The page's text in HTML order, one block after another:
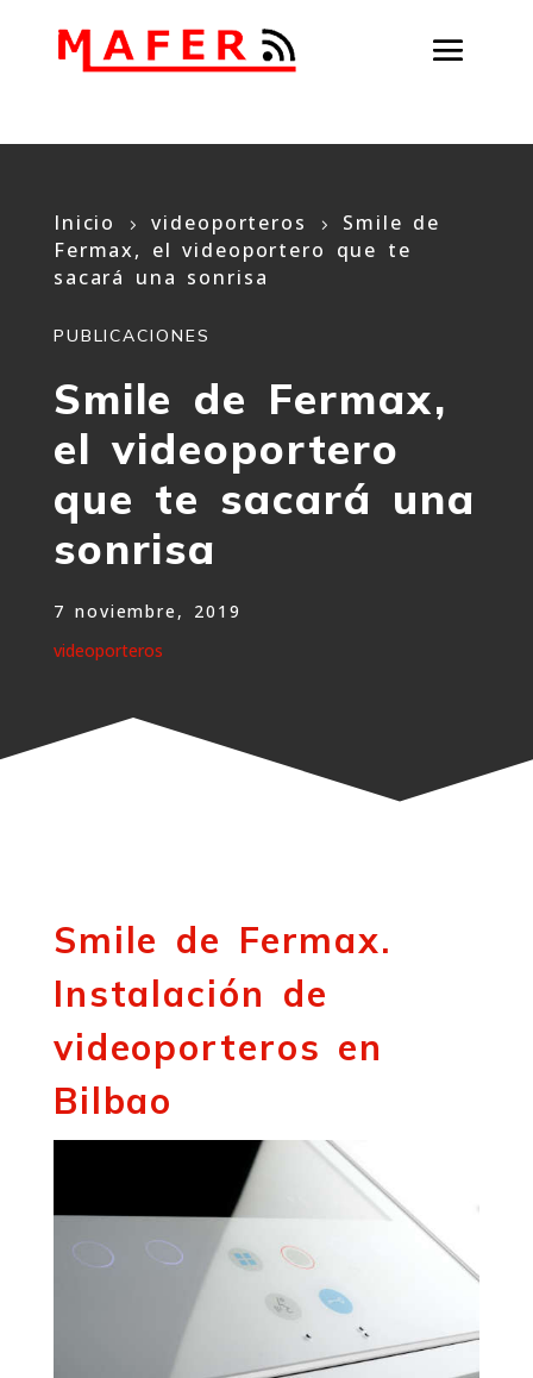
Inicio 5 videoporteros 5
Smile de
Fermax, el videoportero que te
sacará una sonrisa
PUBLICACIONES
Smile de Fermax,
el videoportero
que te sacará una
sonrisa
7 noviembre, 2019
videoporteros
Smile de Fermax.
Instalación de
videoporteros en
Bilbao